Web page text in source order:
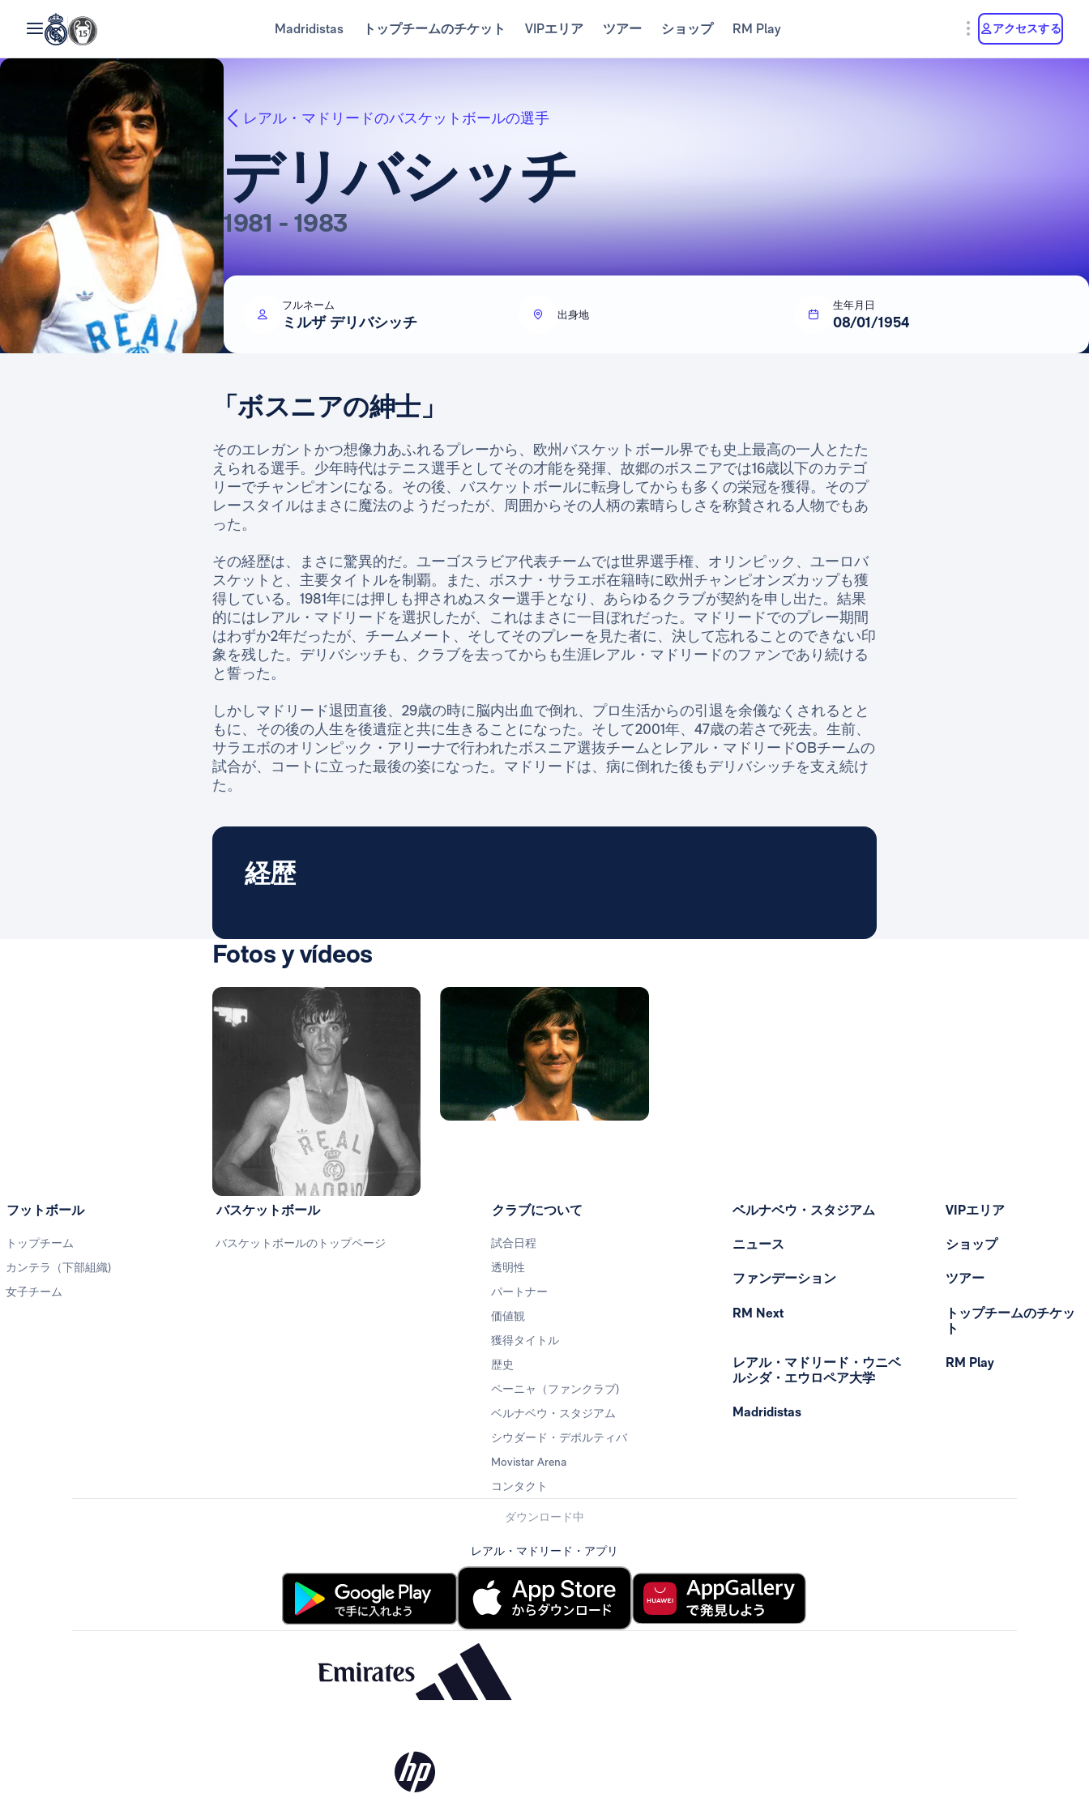
Madridistas トップチームのチケット VIPエリア ツアー ショップ RM Play アクセスする
レアル・マドリードのバスケットボールの選手
デリバシッチ
1981 - 1983
フルネーム
ミルザ デリバシッチ 出身地
生年月日
08/01/1954
「ボスニアの紳士」
そのエレガントかつ想像力あふれるプレーから、欧州バスケットボール界でも史上最高の一人とたた
えられる選手。少年時代はテニス選手としてその才能を発揮、故郷のボスニアでは16歳以下のカテゴ
リーでチャンピオンになる。その後、バスケットボールに転身してからも多くの栄冠を獲得。そのプ
レースタイルはまさに魔法のようだったが、周囲からその人柄の素晴らしさを称賛される人物でもあ
った。
その経歴は、まさに驚異的だ。ユーゴスラビア代表チームでは世界選手権、オリンピック、ユーロバ
スケットと、主要タイトルを制覇。また、ボスナ・サラエボ在籍時に欧州チャンピオンズカップも獲
得している。1981年には押しも押されぬスター選手となり、あらゆるクラブが契約を申し出た。結果
的にはレアル・マドリードを選択したが、これはまさに一目ぼれだった。マドリードでのプレー期間
はわずか2年だったが、チームメート、そしてそのプレーを見た者に、決して忘れることのできない印
象を残した。デリバシッチも、クラブを去ってからも生涯レアル・マドリードのファンであり続ける
と誓った。
しかしマドリード退団直後、29歳の時に脳内出血で倒れ、プロ生活からの引退を余儀なくされるとと
もに、その後の人生を後遺症と共に生きることになった。そして2001年、47歳の若さで死去。生前、
サラエボのオリンピック・アリーナで行われたボスニア選抜チームとレアル・マドリードOBチームの
試合が、コートに立った最後の姿になった。マドリードは、病に倒れた後もデリバシッチを支え続け
た。
経歴
Fotos y vídeos
写真：Real Madrid
フットボール
トップチーム
カンテラ（下部組織)
女子チーム
バスケットボール
バスケットボールのトップページ
クラブについて
試合日程
透明性
パートナー
価値観
獲得タイトル
歴史
ペーニャ（ファンクラブ)
ベルナベウ・スタジアム
シウダード・デポルティバ
Movistar Arena
コンタクト
ベルナベウ・スタジアム
ニュース
ファンデーション
RM Next
レアル・マドリード・ウニベ
ルシダ・エウロペア大学
Madridistas
VIPエリア
ショップ
ツアー
トップチームのチケッ
ト
RM Play
ダウンロード中
レアル・マドリード・アプリ